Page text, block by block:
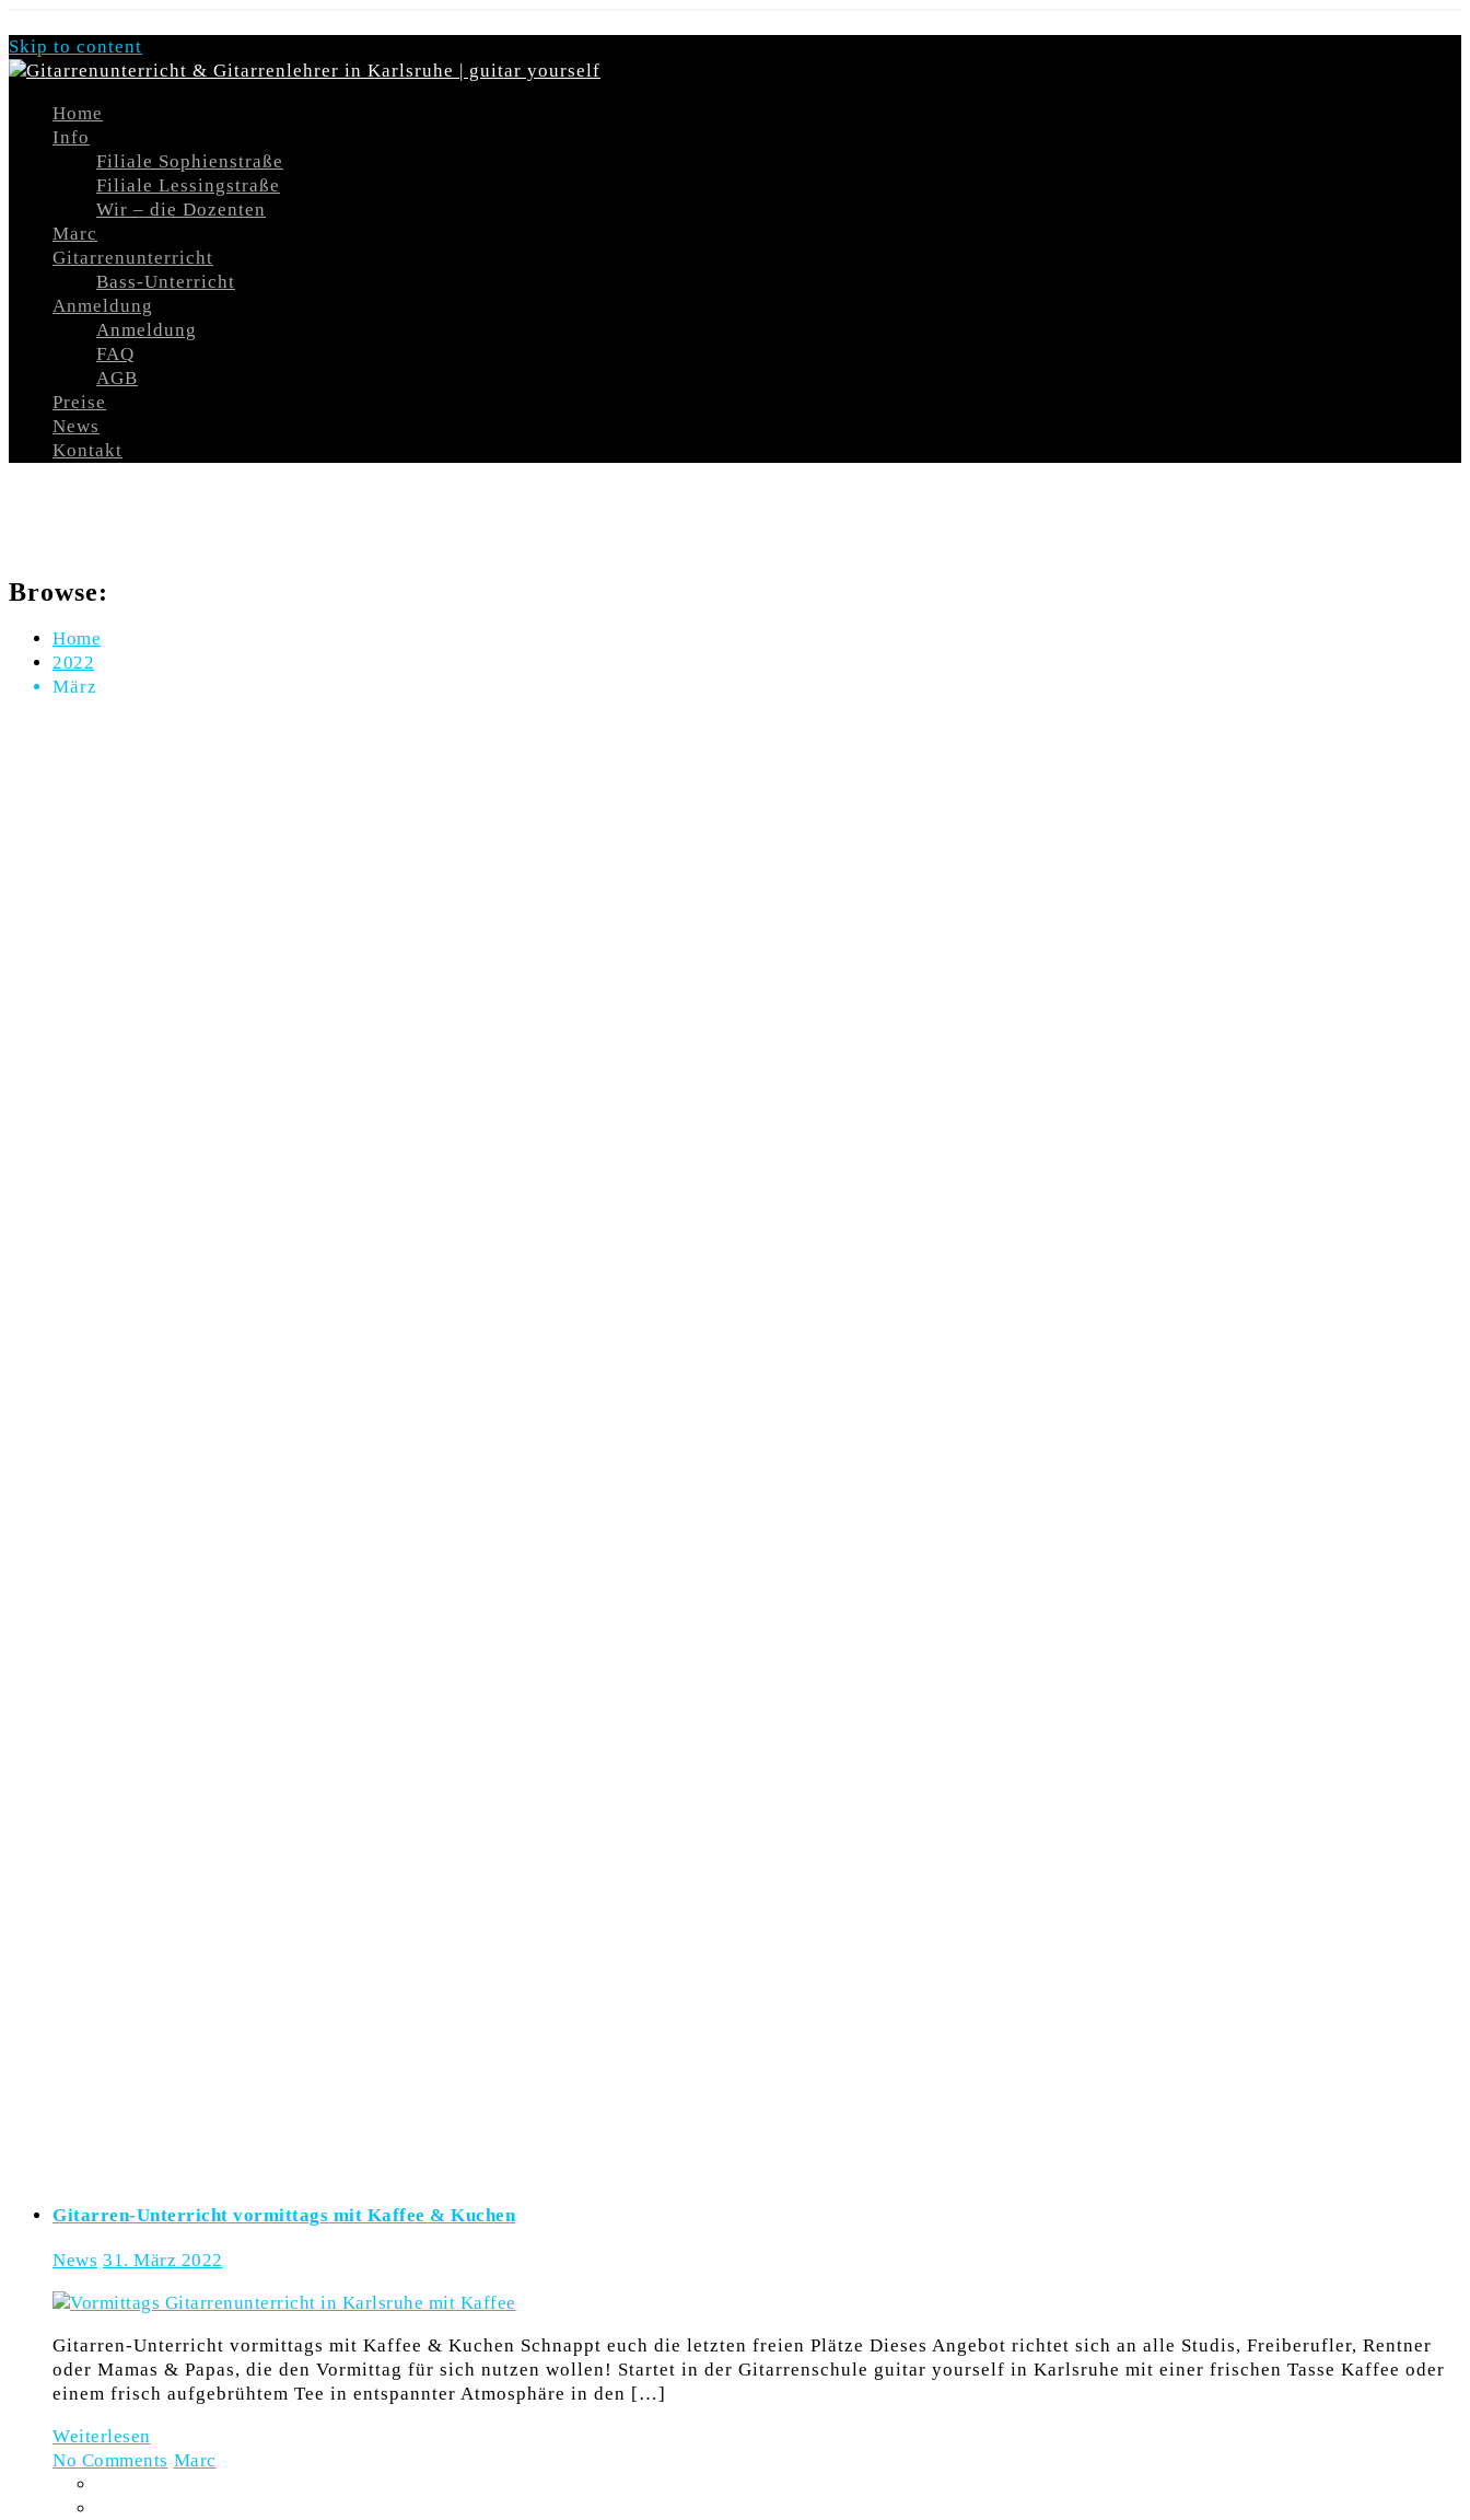
Skip to content
Home
Info
Filiale Sophienstraße
Filiale Lessingstraße
Wir – die Dozenten
Marc
Gitarrenunterricht
Bass-Unterricht
Anmeldung
Anmeldung
FAQ
AGB
Preise
News
Kontakt
Browse:
Home
2022
März
Gitarren-Unterricht vormittags mit Kaffee & Kuchen
News 31. März 2022
Gitarren-Unterricht vormittags mit Kaffee & Kuchen Schnappt euch die letzten freien Plätze Dieses Angebot richtet sich an alle Studis, Freiberufler, Rentner
oder Mamas & Papas, die den Vormittag für sich nutzen wollen! Startet in der Gitarrenschule guitar yourself in Karlsruhe mit einer frischen Tasse Kaffee oder
einem frisch aufgebrühtem Tee in entspannter Atmosphäre in den […]
Weiterlesen
No Comments Marc